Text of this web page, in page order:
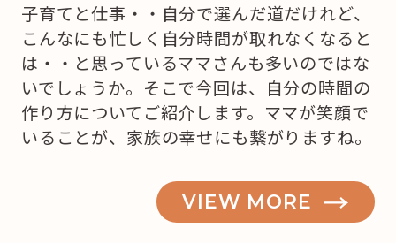
子育てと仕事・・自分で選んだ道だけれど、
こんなにも忙しく自分時間が取れなくなると
は・・と思っているママさんも多いのではな
いでしょうか。そこで今回は、自分の時間の
作り方についてご紹介します。ママが笑顔で
いることが、家族の幸せにも繋がりますね。
VIEW MORE